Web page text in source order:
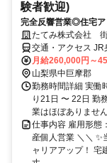
験者歓迎)
完全反響営業◎住宅
たてみ株式会社
交通・アクセス
月給260,000円～
山梨県中巨摩郡
勤務時間詳細 実働
り21日 〜 22日 勤
業はほぼありません
仕事内容 雇用形態
産個人営業 ＼＼ ✨
ャリアアップ！ 宅